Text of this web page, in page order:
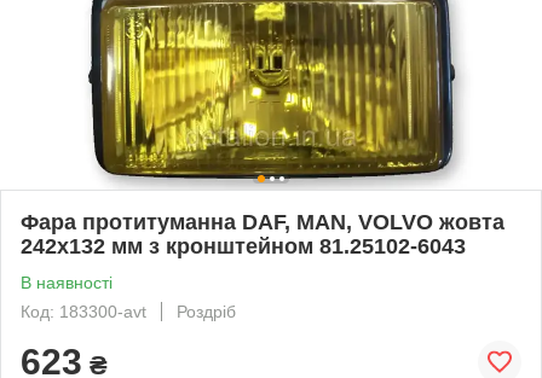
Фара протитуманна DAF, MAN, VOLVO жовта
242х132 мм з кронштейном 81.25102-6043
В наявності
Код: 183300-avt
Роздріб
623 ₴